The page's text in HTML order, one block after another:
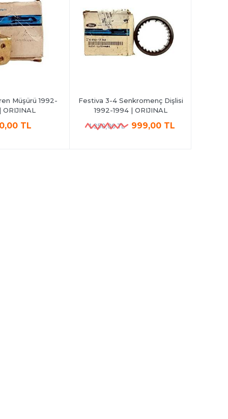
Müşürü 1992-
ORIJINAL
TL
Festiva 3-4 Senkromenç Dişlisi
1992-1994 | ORIJINAL
1.350,00 TL
999,00 TL